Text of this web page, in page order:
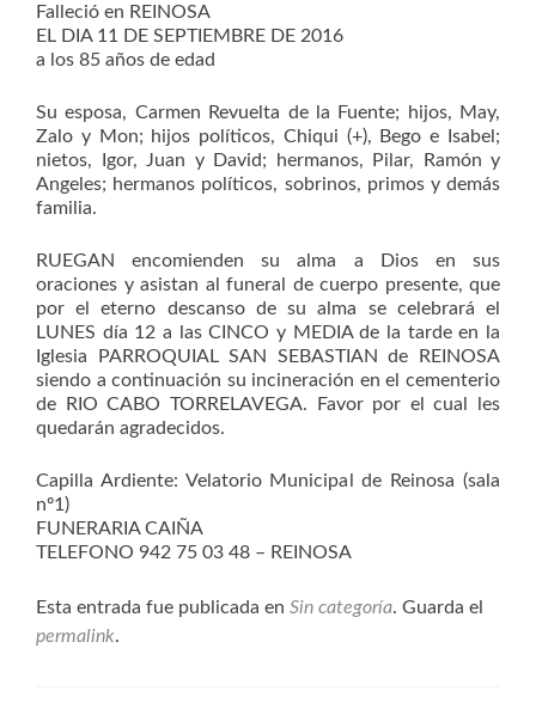
Falleció en REINOSA
EL DIA 11 DE SEPTIEMBRE DE 2016
a los 85 años de edad
Su esposa, Carmen Revuelta de la Fuente; hijos, May,
Zalo y Mon; hijos políticos, Chiqui (+), Bego e Isabel;
nietos, Igor, Juan y David; hermanos, Pilar, Ramón y
Angeles; hermanos políticos, sobrinos, primos y demás
familia.
RUEGAN encomienden su alma a Dios en sus
oraciones y asistan al funeral de cuerpo presente, que
por el eterno descanso de su alma se celebrará el
LUNES día 12 a las CINCO y MEDIA de la tarde en la
Iglesia PARROQUIAL SAN SEBASTIAN de REINOSA
siendo a continuación su incineración en el cementerio
de RIO CABO TORRELAVEGA. Favor por el cual les
quedarán agradecidos.
Capilla Ardiente: Velatorio Municipal de Reinosa (sala
nº1)
FUNERARIA CAIÑA
TELEFONO 942 75 03 48 – REINOSA
Esta entrada fue publicada en Sin categoría. Guarda el
permalink.